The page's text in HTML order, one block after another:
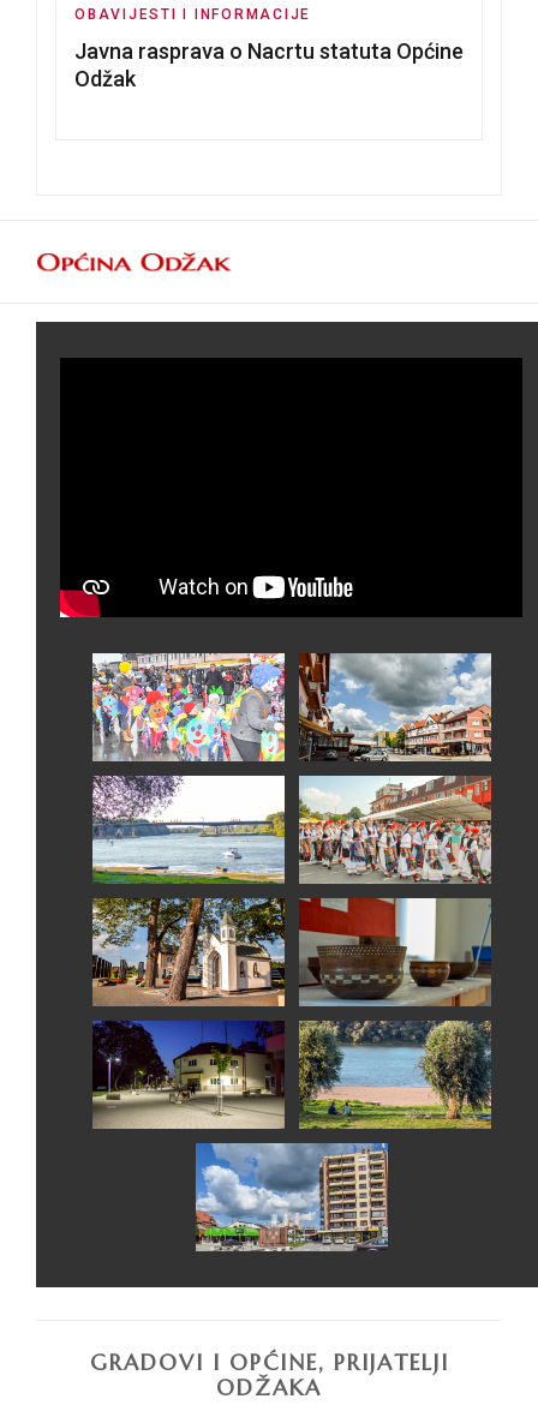
OBAVIJESTI I INFORMACIJE
Javna rasprava o Nacrtu statuta Općine
Odžak
GRADOVI I OPĆINE, PRIJATELJI
ODŽAKA